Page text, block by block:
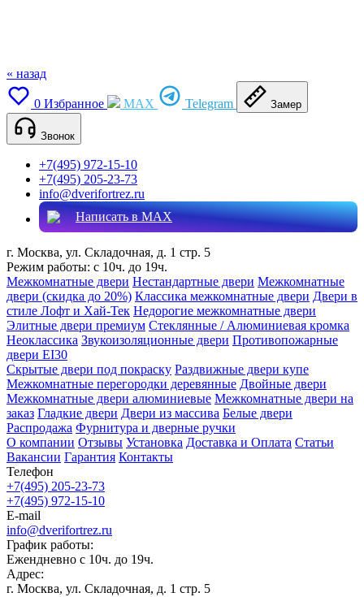
« назад
0 Избранное MAX Telegram Замер
Звонок
+7(495) 972-15-10
+7(495) 205-23-73
info@dverifortrez.ru
Написать в MAX
г. Москва, ул. Складочная, д. 1 стр. 5
Режим работы: с 10ч. до 19ч.
Межкомнатные двери Нестандартные двери Межкомнатные
двери (скидка до 20%) Классика межкомнатные двери Двери в
стиле Лофт и Хай-Тек Недорогие межкомнатные двери
Элитные двери премиум Стеклянные / Алюминиевая кромка
Неоклассика Звукоизоляционные двери Противопожарные
двери EI30
Скрытые двери под покраску Раздвижные двери купе
Межкомнатные перегородки деревянные Двойные двери
Межкомнатные двери алюминиевые Межкомнатные двери на
заказ Гладкие двери Двери из массива Белые двери
Распродажа Фурнитура и дверные ручки
О компании Отзывы Установка Доставка и Оплата Статьи
Вакансии Гарантия Контакты
Телефон
+7(495) 205-23-73
+7(495) 972-15-10
E-mail
info@dverifortrez.ru
График работы:
Ежендневно с 10ч. до 19ч.
Адрес:
г. Москва, ул. Складочная, д. 1 стр. 5